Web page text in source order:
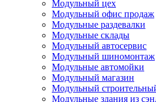
Модульный цех
Модульный офис продаж
Модульные раздевалки
Модульные склады
Модульный автосервис
Модульный шиномонтаж
Модульные автомойки
Модульный магазин
Модульный
Модульные здания из